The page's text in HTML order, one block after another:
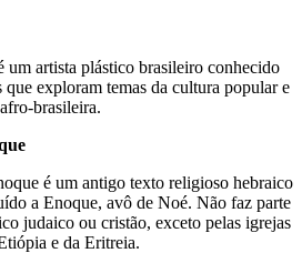
um artista plástico brasileiro conhecido
que exploram temas da cultura popular e
brasileira.
é um antigo texto religioso hebraico
a Enoque, avô de Noé. Não faz parte
judaico ou cristão, exceto pelas igrejas
e da Eritreia.